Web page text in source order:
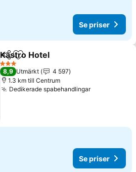
Se priser
Dela Lägg till i Mina Favoriter
Kastro Hotel
3 Stjärnor
8,9 Utmärkt
4 597
1.3 km till Centrum
Dedikerade spabehandlingar
Se priser